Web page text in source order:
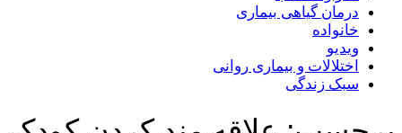
درمان گیاهی بیماری
خانواده
ویدیو
اختلالات و بیماری روانی
سبک زندگی